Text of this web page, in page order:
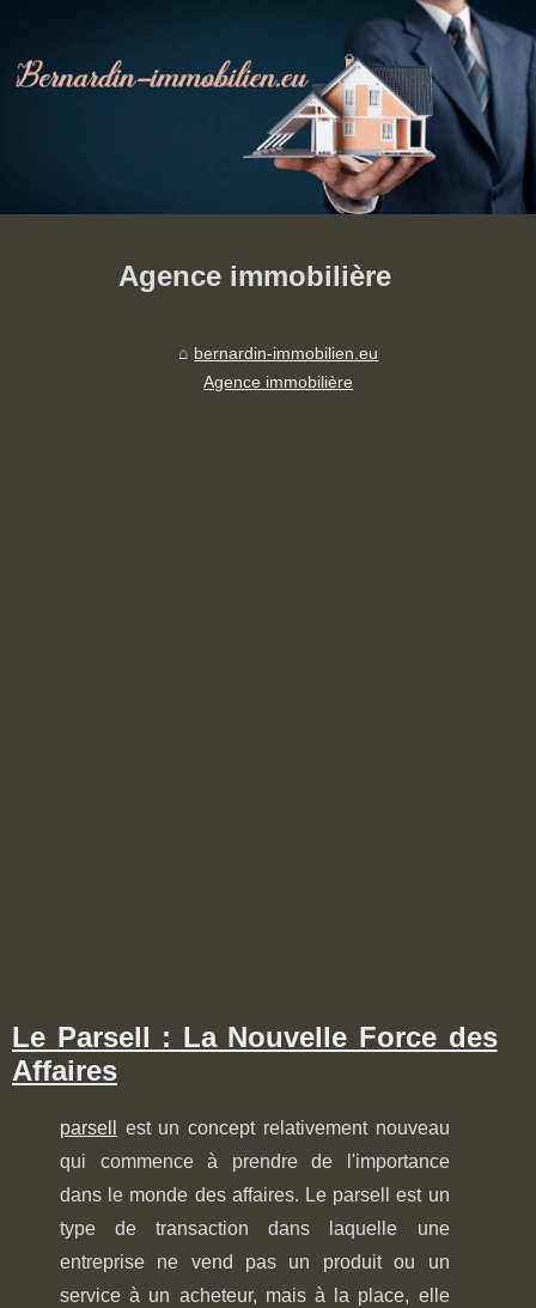
Agence immobilière
bernardin-immobilien.eu
Agence immobilière
Le Parsell : La Nouvelle Force des
Affaires
parsell
est un concept relativement nouveau
qui commence à prendre de l'importance
dans le monde des affaires. Le parsell est un
type de transaction dans laquelle une
entreprise ne vend pas un produit ou un
service à un acheteur, mais à la place, elle